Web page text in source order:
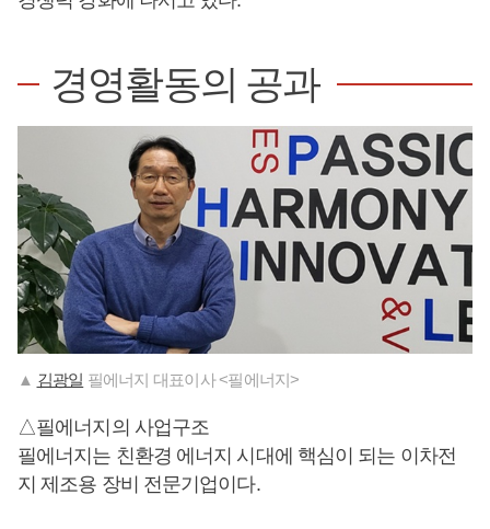
경영활동의 공과
▲ 김광일 필에너지 대표이사 <필에너지>
△필에너지의 사업구조
필에너지는 친환경 에너지 시대에 핵심이 되는 이차전
지 제조용 장비 전문기업이다.